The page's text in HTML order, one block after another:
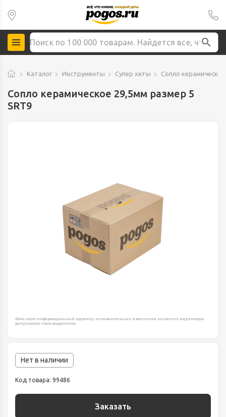
Каталог Инструменты Супер хиты Сопло
Сопло керамическое 29,5мм размер 5
SRT9
Фото носят информационный характер, незначительные изменения внешнего вида товара
допускаются производителем.
Нет в наличии
Код товара: 99486
Заказать